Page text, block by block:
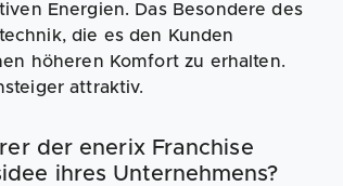
Energien. Das Besondere des
die es den Kunden
höheren Komfort zu erhalten.
attraktiv.
der enerix Franchise
ihres Unternehmens?